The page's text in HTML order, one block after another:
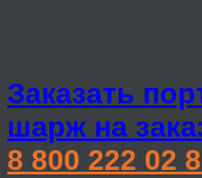
Заказать
шарж на
8 800 222 02